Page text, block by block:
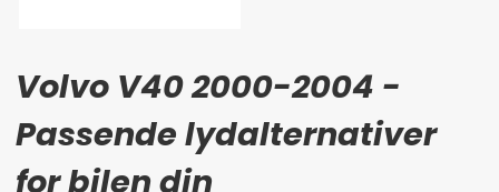
Volvo V40 2000-2004 -
Passende lydalternativer
for bilen din